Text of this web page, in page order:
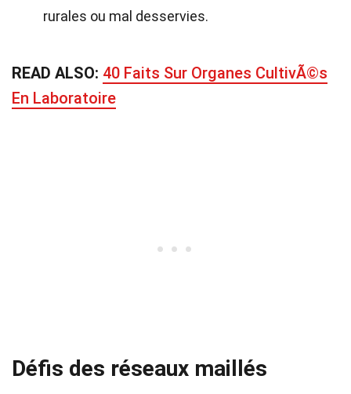
rurales ou mal desservies.
READ ALSO: 40 Faits Sur Organes CultivÃ©s
En Laboratoire
Défis des réseaux maillés